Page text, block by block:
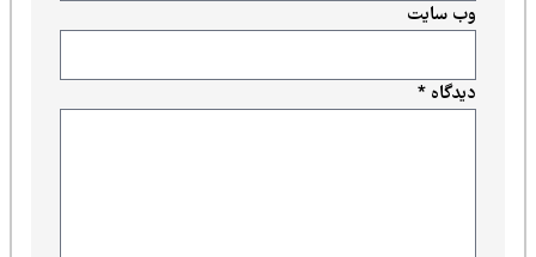
دیدگاه*
وب‌ سایت